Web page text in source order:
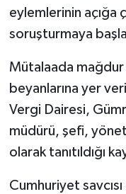
eylemlerinin açığa
soruşturmaya
Mütalaada mağdur
beyanlarına yer
Vergi Dairesi,
müdürü, şefi,
olarak tanıtıldığı
Cumhuriyet savcısı